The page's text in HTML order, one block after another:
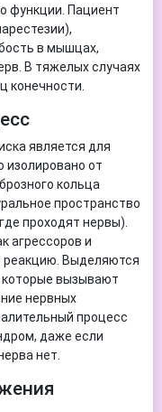
функции. Пациент
в мышцах,
В тяжелых случаях
конечности.
является для
изолировано от
кольца
пространство
проходят нервы).
агрессоров и
реакцию. Выделяются
вызывают
нервных
процесс
даже если
нет.